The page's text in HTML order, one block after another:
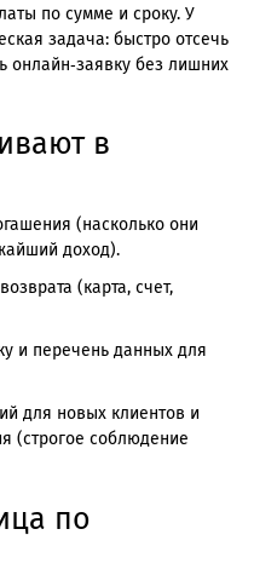
по сумме и сроку. У
задача: быстро отсечь
онлайн‑заявку без лишних
в
(насколько они
доход).
(карта, счет,
и перечень данных для
для новых клиентов и
(строгое соблюдение
по